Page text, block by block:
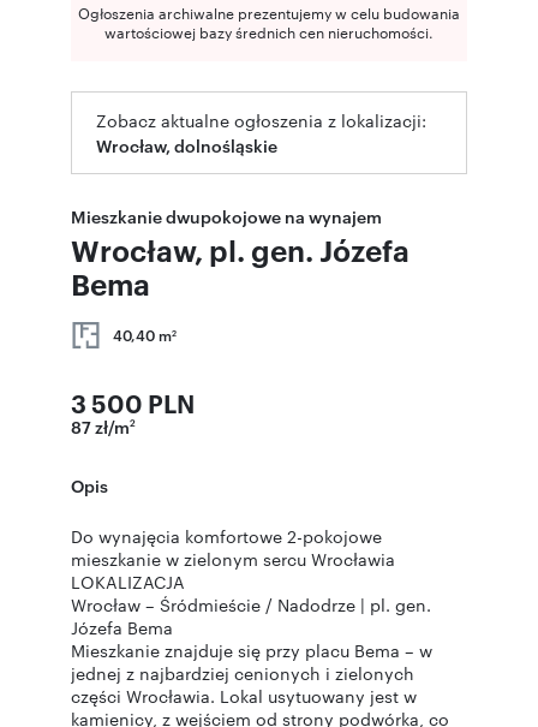
Ogłoszenia archiwalne prezentujemy w celu budowania
wartościowej bazy średnich cen nieruchomości.
Zobacz aktualne ogłoszenia z lokalizacji:
Wrocław, dolnośląskie
Mieszkanie dwupokojowe na wynajem
Wrocław, pl. gen. Józefa
Bema
40,40 m2
3 500 PLN
87 zł/m2
Opis
Do wynajęcia komfortowe 2-pokojowe
mieszkanie w zielonym sercu Wrocławia
LOKALIZACJA
Wrocław – Śródmieście / Nadodrze | pl. gen.
Józefa Bema
Mieszkanie znajduje się przy placu Bema – w
jednej z najbardziej cenionych i zielonych
części Wrocławia. Lokal usytuowany jest w
kamienicy, z wejściem od strony podwórka, co